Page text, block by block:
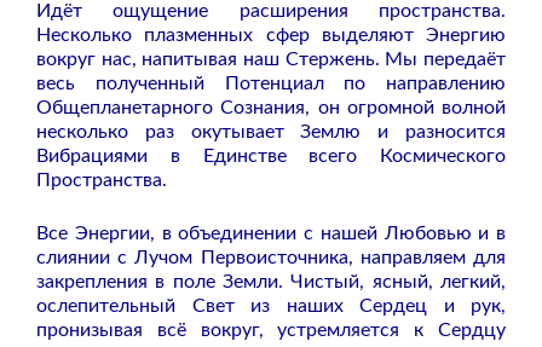
Идёт ощущение расширения пространства.
Несколько плазменных сфер выделяют Энергию
вокруг нас, напитывая наш Стержень. Мы передаёт
весь полученный Потенциал по направлению
Общепланетарного Сознания, он огромной волной
несколько раз окутывает Землю и разносится
Вибрациями в Единстве всего Космического
Пространства.
Все Энергии, в объединении с нашей Любовью и в
слиянии с Лучом Первоисточника, направляем для
закрепления в поле Земли. Чистый, ясный, легкий,
ослепительный Свет из наших Сердец и рук,
пронизывая всё вокруг, устремляется к Сердцу